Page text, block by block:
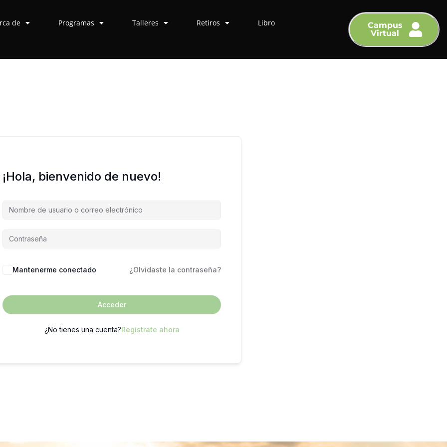
de Programas Talleres Retiros Libro
Campus
Virtual
¡Hola, bienvenido de nuevo!
Mantenerme conectado ¿Olvidaste la contraseña?
Acceder
¿No tienes una cuenta?Regístrate ahora